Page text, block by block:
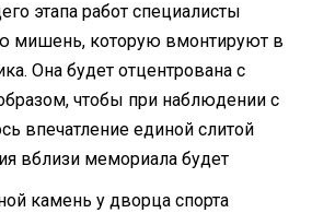
этапа работ специалисты
мишень, которую вмонтируют в
Она будет отцентрована с
чтобы при наблюдении с
впечатление единой слитой
вблизи мемориала будет
камень у дворца спорта